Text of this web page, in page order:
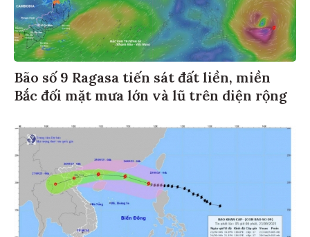
Bão số 9 Ragasa tiến sát đất liền, miền
Bắc đối mặt mưa lớn và lũ trên diện rộng